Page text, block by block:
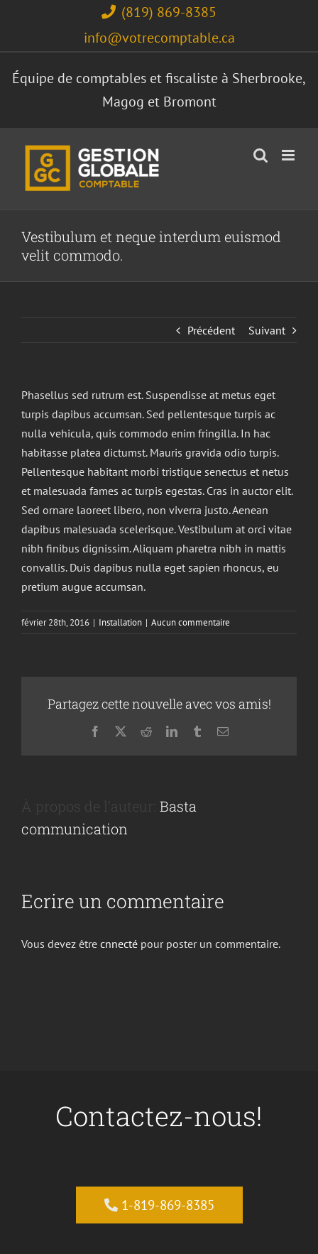
(819) 869-8385
info@votrecomptable.ca
Équipe de comptables et fiscaliste à Sherbrooke,
Magog et Bromont
Vestibulum et neque interdum euismod
velit commodo.
Précédent Suivant
Phasellus sed rutrum est. Suspendisse at metus eget
turpis dapibus accumsan. Sed pellentesque turpis ac
nulla vehicula, quis commodo enim fringilla. In hac
habitasse platea dictumst. Mauris gravida odio turpis.
Pellentesque habitant morbi tristique senectus et netus
et malesuada fames ac turpis egestas. Cras in auctor elit.
Sed ornare laoreet libero, non viverra justo. Aenean
dapibus malesuada scelerisque. Vestibulum at orci vitae
nibh finibus dignissim. Aliquam pharetra nibh in mattis
convallis. Duis dapibus nulla eget sapien rhoncus, eu
pretium augue accumsan.
février 28th, 2016 | Installation | Aucun commentaire
Partagez cette nouvelle avec vos amis!
Facebook RedditLinkedInTumblrCourriel
À propos de l’auteur: Basta
communication
Ecrire un commentaire
Vous devez être cnnecté pour poster un commentaire.
Contactez-nous!
1-819-869-8385